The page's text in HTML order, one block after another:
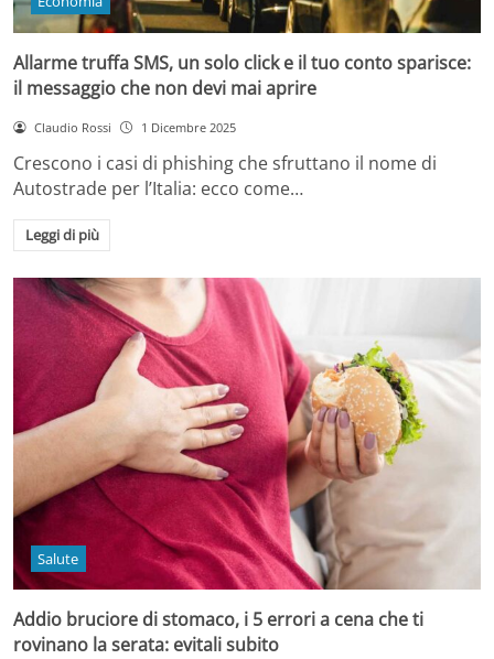
Allarme truffa SMS, un solo click e il tuo conto sparisce:
il messaggio che non devi mai aprire
Claudio Rossi 1 Dicembre 2025
Crescono i casi di phishing che sfruttano il nome di
Autostrade per l’Italia: ecco come…
Leggi di più
Salute
Addio bruciore di stomaco, i 5 errori a cena che ti
rovinano la serata: evitali subito